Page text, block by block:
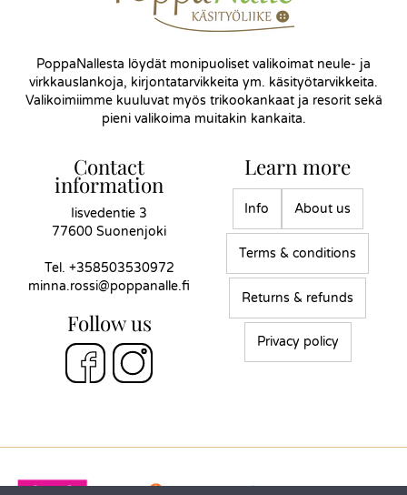
PoppaNallesta löydät monipuoliset valikoimat neule- ja
virkkauslankoja, kirjontatarvikkeita ym. käsityötarvikkeita.
Valikoimiimme kuuluvat myös trikookankaat ja resorit sekä
pieni valikoima muitakin kankaita.
Contact
information
Iisvedentie 3
77600 Suonenjoki
Tel. +358503530972
minna.rossi@poppanalle.fi
Follow us
Learn more
Info About us
Terms & conditions
Returns & refunds
Privacy policy